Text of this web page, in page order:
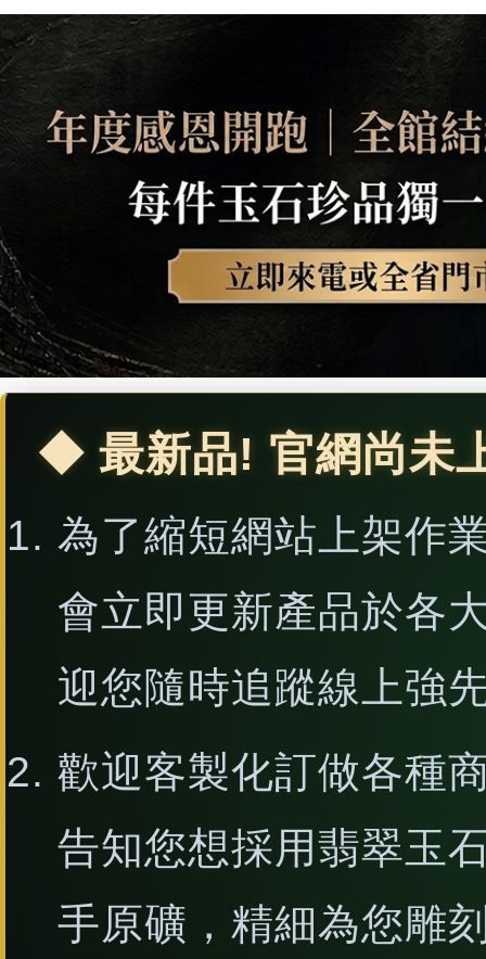
墜）新疆白玉大日如來，
FD822。客製化訂做各種
新疆白玉大日如來吊墜玉
珮項鍊。★附東方翡翠寶
石保證卡
墜）新疆白玉大日如來，
FD821。客製化訂做各種
新疆白玉大日如來吊墜玉
珮項鍊。★附東方翡翠寶
石保證卡
◆ 最新品! 官網尚未
為了縮短網站上架作
會立即更新產品於各
迎您隨時追蹤線上強
歡迎客製化訂做各種
告知您想採用翡翠玉
手原礦，精細為您雕